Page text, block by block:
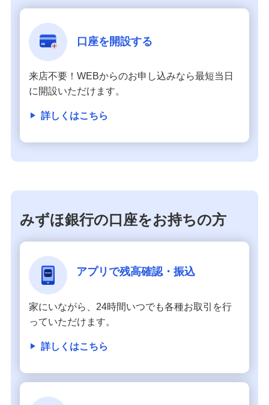
口座を開設する
来店不要！WEBからのお申し込みなら最短当日
に開設いただけます。
詳しくはこちら
みずほ銀行の口座をお持ちの方
アプリで残高確認・振込
家にいながら、24時間いつでも各種お取引を行
っていただけます。
詳しくはこちら